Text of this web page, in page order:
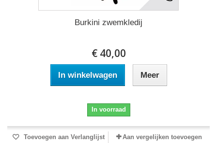
Burkini zwemkledij
€ 40,00
In winkelwagen Meer
In voorraad
Toevoegen aan Verlanglijst Aan vergelijken toevoegen